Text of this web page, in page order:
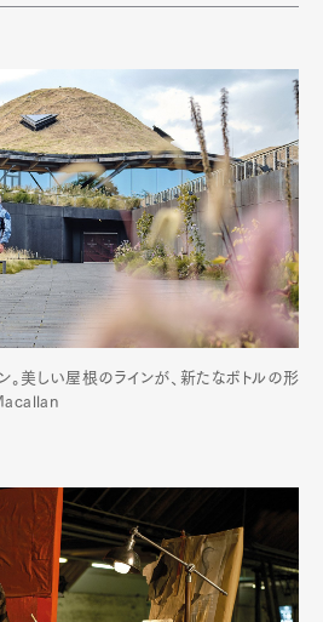
。美しい屋根のラインが、新たなボトルの形